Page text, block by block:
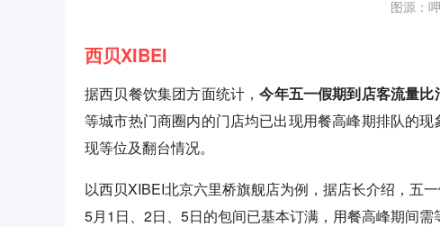
图源：
西贝XIBEI
据西贝餐饮集团方面统计，今年五一假期到店客流量
等城市热门商圈内的门店均已出现用餐高峰期排队的
现等位及翻台情况。
以西贝XIBEI北京六里桥旗舰店为例，据店长介绍，五
5月1日、2日、5日的包间已基本订满，用餐高峰期间需